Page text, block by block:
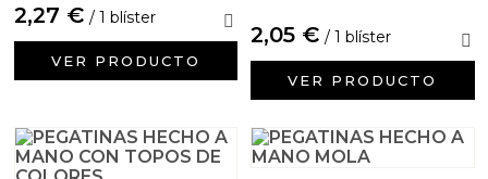
2,27 € / 1 blíster
VER PRODUCTO
2,05 € / 1 blíster
VER PRODUCTO